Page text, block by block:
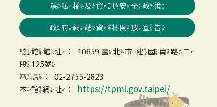
隱私權及資訊安全政策
政府網站資料開放宣告
總館館址：10659 臺北市建國南路二
段125號
電話：02-2755-2823
本館網址：
https://tpml.gov.taipei/